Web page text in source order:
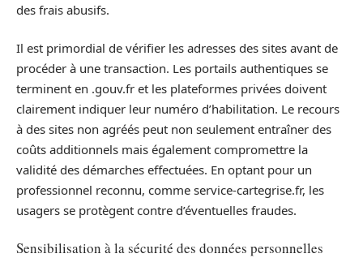
des frais abusifs.
Il est primordial de vérifier les adresses des sites avant de
procéder à une transaction. Les portails authentiques se
terminent en .gouv.fr et les plateformes privées doivent
clairement indiquer leur numéro d’habilitation. Le recours
à des sites non agréés peut non seulement entraîner des
coûts additionnels mais également compromettre la
validité des démarches effectuées. En optant pour un
professionnel reconnu, comme service-cartegrise.fr, les
usagers se protègent contre d’éventuelles fraudes.
Sensibilisation à la sécurité des données personnelles